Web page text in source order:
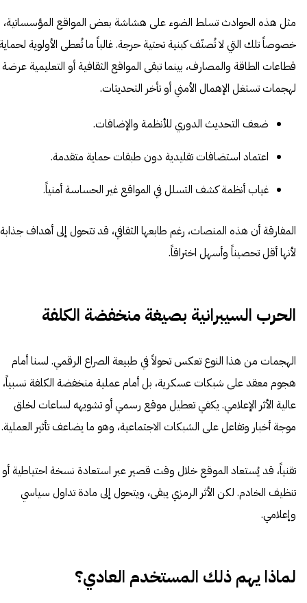
مثل هذه الحوادث تسلط الضوء على هشاشة بعض المواقع المؤسساتية،
خصوصاً تلك التي لا تُصنّف كبنية تحتية حرجة. غالباً ما تُعطى الأولوية
قطاعات الطاقة والمصارف، بينما تبقى المواقع الثقافية أو التعليمية عرضة
لهجمات تستغل الإهمال الأمني أو تأخر التحديثات.
ضعف التحديث الدوري للأنظمة والإضافات.
اعتماد استضافات تقليدية دون طبقات حماية متقدمة.
غياب أنظمة كشف التسلل في المواقع غير الحساسة أمنياً.
المفارقة أن هذه المنصات، رغم طابعها الثقافي، قد تتحول إلى أهداف جذابة
لأنها أقل تحصيناً وأسهل اختراقاً.
الحرب السيبرانية بصيغة منخفضة الكلفة
الهجمات من هذا النوع تعكس تحولاً في طبيعة الصراع الرقمي. لسنا أمام
هجوم معقد على شبكات عسكرية، بل أمام عملية منخفضة الكلفة نسبياً،
عالية الأثر الإعلامي. يكفي تعطيل موقع رسمي أو تشويهه لساعات لخلق
موجة أخبار وتفاعل على الشبكات الاجتماعية، وهو ما يضاعف تأثير العملية.
تقنياً، قد يُستعاد الموقع خلال وقت قصير عبر استعادة نسخة احتياطية أو
تنظيف الخادم. لكن الأثر الرمزي يبقى، ويتحول إلى مادة تداول سياسي
وإعلامي.
لماذا يهم ذلك المستخدم العادي؟